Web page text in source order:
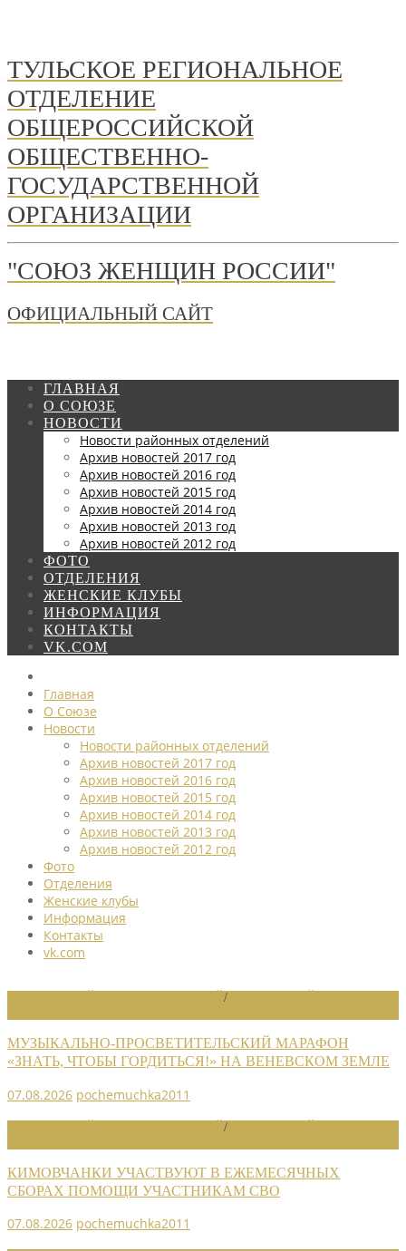
ТУЛЬСКОЕ РЕГИОНАЛЬНОЕ
ОТДЕЛЕНИЕ
ОБЩЕРОССИЙСКОЙ
ОБЩЕСТВЕННО-
ГОСУДАРСТВЕННОЙ
ОРГАНИЗАЦИИ
"СОЮЗ ЖЕНЩИН РОССИИ"
ОФИЦИАЛЬНЫЙ САЙТ
ГЛАВНАЯ
О СОЮЗЕ
НОВОСТИ
Новости районных отделений
Архив новостей 2017 год
Архив новостей 2016 год
Архив новостей 2015 год
Архив новостей 2014 год
Архив новостей 2013 год
Архив новостей 2012 год
ФОТО
ОТДЕЛЕНИЯ
ЖЕНСКИЕ КЛУБЫ
ИНФОРМАЦИЯ
КОНТАКТЫ
VK.COM
Главная
О Союзе
Новости
Новости районных отделений
Архив новостей 2017 год
Архив новостей 2016 год
Архив новостей 2015 год
Архив новостей 2014 год
Архив новостей 2013 год
Архив новостей 2012 год
Фото
Отделения
Женские клубы
Информация
Контакты
vk.com
/
МУЗЫКАЛЬНО-ПРОСВЕТИТЕЛЬСКИЙ МАРАФОН
«ЗНАТЬ, ЧТОБЫ ГОРДИТЬСЯ!» НА ВЕНЕВСКОМ ЗЕМЛЕ
07.08.2026 pochemuchka2011
/
КИМОВЧАНКИ УЧАСТВУЮТ В ЕЖЕМЕСЯЧНЫХ
СБОРАХ ПОМОЩИ УЧАСТНИКАМ СВО
07.08.2026 pochemuchka2011